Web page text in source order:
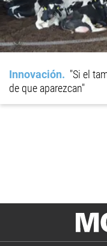
Innovación
"Si el
de que aparezcan"